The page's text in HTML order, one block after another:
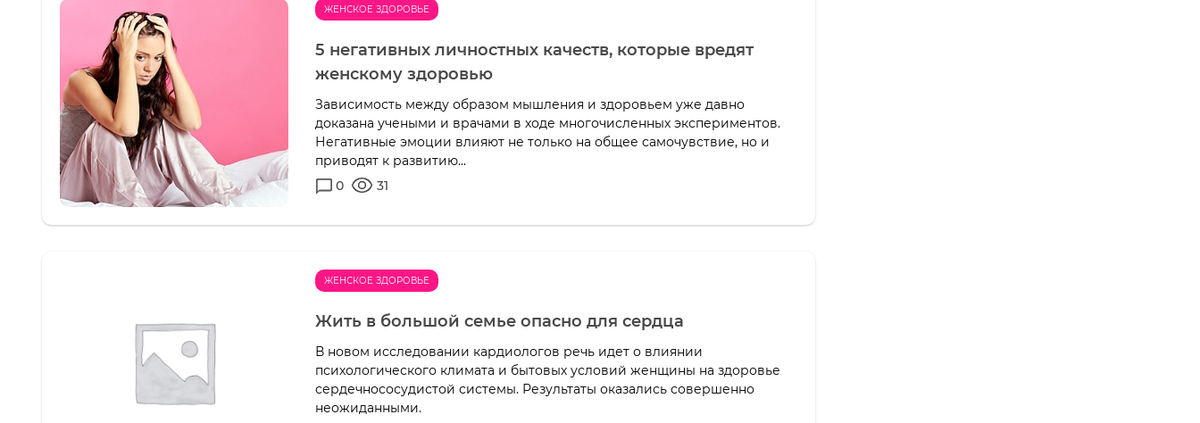
ЖЕНСКОЕ ЗДОРОВЬЕ
5 негативных личностных качеств, которые вредят
женскому здоровью
Зависимость между образом мышления и здоровьем уже давно
доказана учеными и врачами в ходе многочисленных экспериментов.
Негативные эмоции влияют не только на общее самочувствие, но и
приводят к развитию...
0
31
ЖЕНСКОЕ ЗДОРОВЬЕ
Жить в большой семье опасно для сердца
В новом исследовании кардиологов речь идет о влиянии
психологического климата и бытовых условий женщины на здоровье
сердечнососудистой системы. Результаты оказались совершенно
неожиданными.